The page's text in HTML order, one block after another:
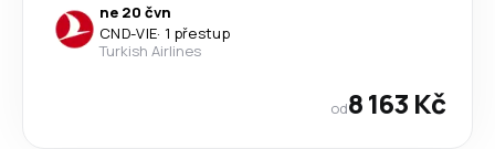
ne 20 čvn
CND-VIE· 1 přestup
Turkish Airlines
od8 163 Kč